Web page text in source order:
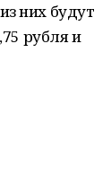
них будут
рубля и